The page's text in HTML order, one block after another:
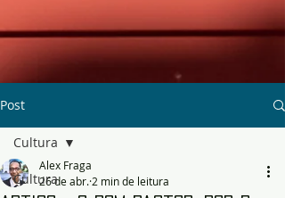
Post
Cultura
Cultura
Alex Fraga
26 de abr. 2 min de leitura